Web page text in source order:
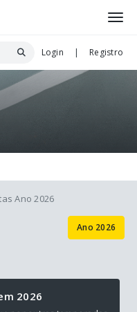
Login | Registro
Ano 2026
Ano 2026
2026